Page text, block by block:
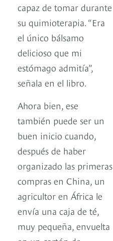
capaz de tomar durante
su quimioterapia. “Era
el único bálsamo
delicioso que mi
estómago admitía”,
señala en el libro.
Ahora bien, ese
también puede ser un
buen inicio cuando,
después de haber
organizado las primeras
compras en China, un
agricultor en África le
envía una caja de té,
muy pequeña, envuelta